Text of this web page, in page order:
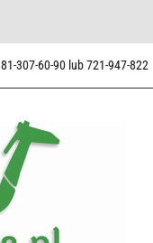
81-307-60-90 lub 721-947-822